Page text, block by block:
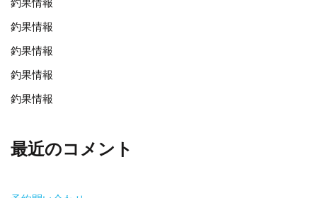
釣果情報
釣果情報
釣果情報
釣果情報
釣果情報
最近のコメント